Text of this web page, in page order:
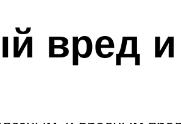
вред